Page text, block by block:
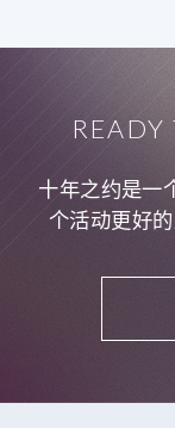
十年之约是一
个活动更好